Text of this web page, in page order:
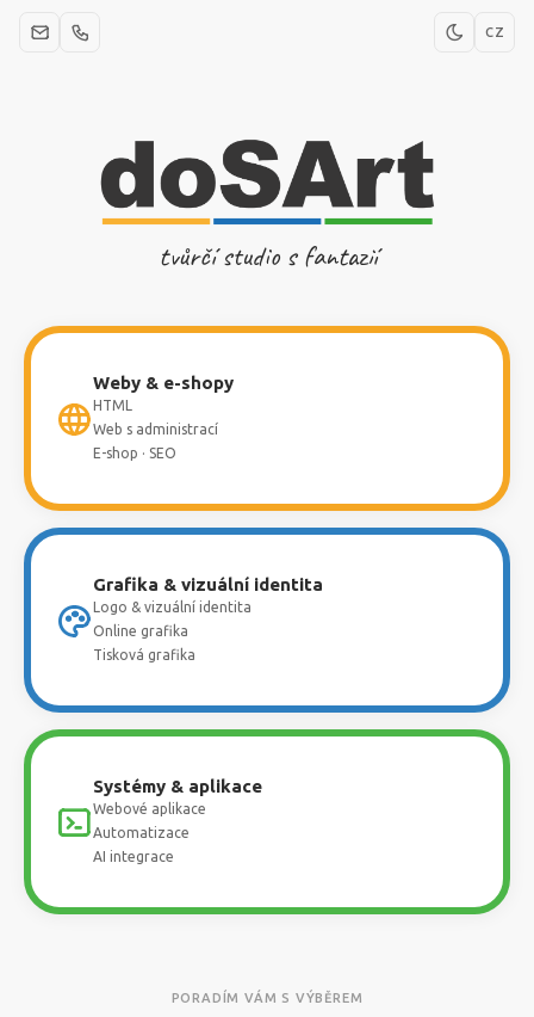
CZ
tvůrčí studio s fantazií
Weby & e-shopy
HTML
Web s administrací
E-shop · SEO
Grafika & vizuální identita
Logo & vizuální identita
Online grafika
Tisková grafika
Systémy & aplikace
Webové aplikace
Automatizace
AI integrace
PORADÍM VÁM S VÝBĚREM